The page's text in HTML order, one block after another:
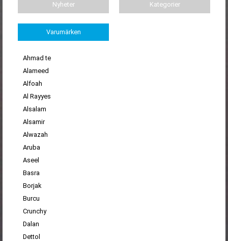
Nyheter Kategorier
Varumärken
Ahmad te
Alameed
Alfoah
Al Rayyes
Alsalam
Alsamir
Alwazah
Aruba
Aseel
Basra
Borjak
Burcu
Crunchy
Dalan
Dettol